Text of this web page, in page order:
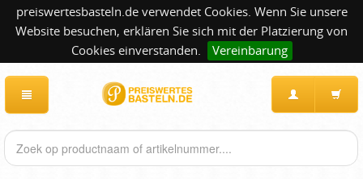
preiswertesbasteln.de verwendet Cookies. Wenn Sie unsere
Website besuchen, erklären Sie sich mit der Platzierung von
Cookies einverstanden.
Vereinbarung